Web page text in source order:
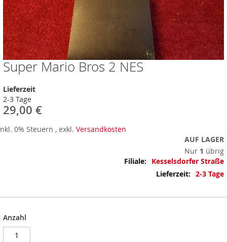
Super Mario Bros 2 NES
Lieferzeit
2-3 Tage
29,00 €
0% Steuern , exkl. Versandkosten
AUF LAGER
Nur 1 übrig
Mehr
Informationen
Kesselsdorfer Straße
2-3 Tage
Anzahl
Zum
Anfang
der
Bildergalerie
springen